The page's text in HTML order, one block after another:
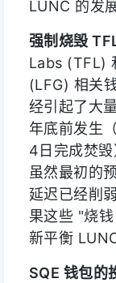
LUNC 的发展
强制烧毁
Labs (TFL)
(LFG) 相关
经引起了大
年底前发生
4日完成焚毁
虽然最初的
延迟已经削
果这些 "烧
新平衡
SQE 钱包的